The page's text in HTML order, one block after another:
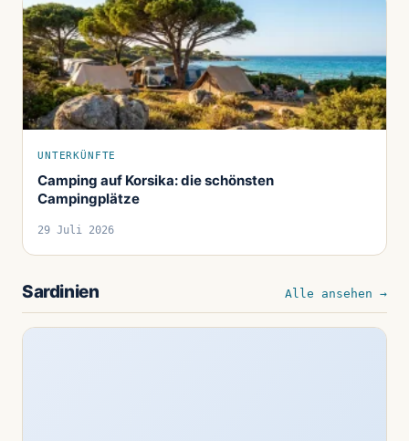
UNTERKÜNFTE
Camping auf Korsika: die schönsten
Campingplätze
29 Juli 2026
Sardinien Alle ansehen →